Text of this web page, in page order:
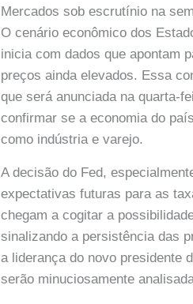
Mercados sob escrutínio na
O cenário econômico dos
inicia com dados que apontam
preços ainda elevados. Essa
que será anunciada na quarta-
confirmar se a economia do
como indústria e varejo.
A decisão do Fed,
expectativas futuras para as
chegam a cogitar a
sinalizando a persistência das
a liderança do novo presidente
serão minuciosamente